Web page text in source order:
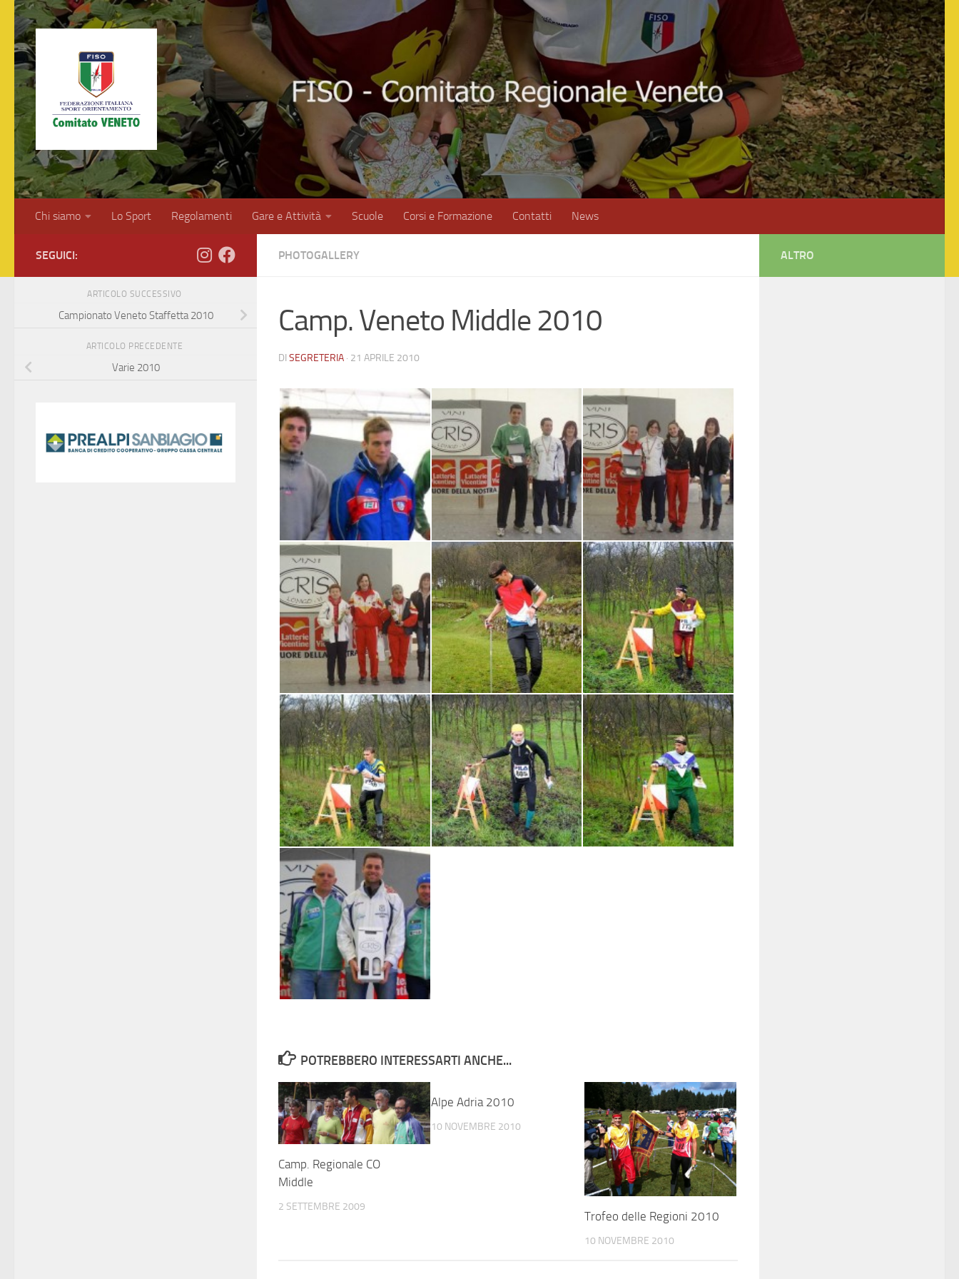
Salta al contenuto
Chi siamo Lo Sport Regolamenti Gare e Attività Scuole Corsi e Formazione Contatti News
PHOTOGALLERY
Camp. Veneto Middle 2010
DI SEGRETERIA · 21 APRILE 2010
POTREBBERO INTERESSARTI ANCHE...
Camp. Regionale CO
Middle
2 SETTEMBRE 2009
Alpe Adria 2010
10 NOVEMBRE 2010
Trofeo delle Regioni 2010
10 NOVEMBRE 2010
SEGUICI:
ARTICOLO SUCCESSIVO
Campionato Veneto Staffetta 2010
ARTICOLO PRECEDENTE
Varie 2010
ALTRO